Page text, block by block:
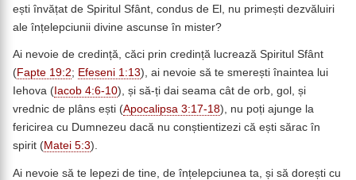
ești învățat de Spiritul Sfânt, condus de El, nu primești dezvăluiri
ale înțelepciunii divine ascunse în mister?
Ai nevoie de credință, căci prin credință lucrează Spiritul Sfânt
(Fapte 19:2; Efeseni 1:13), ai nevoie să te smerești înaintea lui
Iehova ( Iacob 4:6-10), și să-ți dai seama cât de orb, gol, și
vrednic de plâns ești (Apocalipsa 3:17-18), nu poți ajunge la
fericirea cu Dumnezeu dacă nu conștientizezi că ești sărac în
spirit (Matei 5:3).
Ai nevoie să te lepezi de tine, de înțelepciunea ta, și să dorești cu